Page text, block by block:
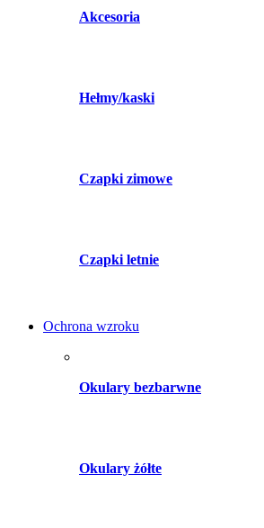
Akcesoria
Hełmy/kaski
Czapki zimowe
Czapki letnie
Ochrona wzroku
Okulary bezbarwne
Okulary żółte